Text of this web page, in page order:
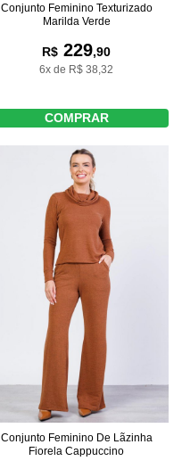
Conjunto Feminino Texturizado
Marilda Verde
R$ 229,90
6x de R$ 38,32
COMPRAR
Conjunto Feminino De Lãzinha
Fiorela Cappuccino